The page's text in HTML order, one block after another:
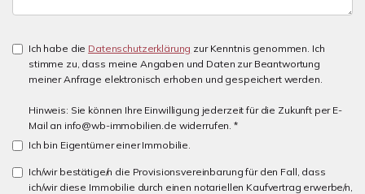
Ich habe die Datenschutzerklärung zur Kenntnis genommen. Ich
stimme zu, dass meine Angaben und Daten zur Beantwortung
meiner Anfrage elektronisch erhoben und gespeichert werden.
Hinweis: Sie können Ihre Einwilligung jederzeit für die Zukunft per E-
Mail an info@wb-immobilien.de widerrufen. *
Ich bin Eigentümer einer Immobilie.
Ich/wir bestätige/n die Provisionsvereinbarung für den Fall, dass
ich/wir diese Immobilie durch einen notariellen Kaufvertrag erwerbe/n,